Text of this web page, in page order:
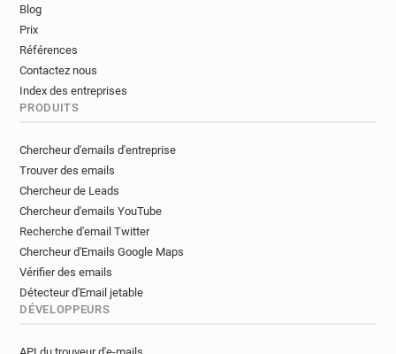
Blog
Prix
Références
Contactez nous
Index des entreprises
PRODUITS
Chercheur d'emails d'entreprise
Trouver des emails
Chercheur de Leads
Chercheur d'emails YouTube
Recherche d'email Twitter
Chercheur d'Emails Google Maps
Vérifier des emails
Détecteur d'Email jetable
DÉVELOPPEURS